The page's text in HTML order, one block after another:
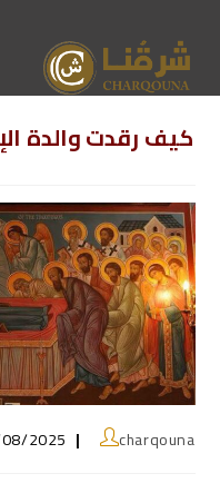
كيف رقدت والدة
charqouna
2025